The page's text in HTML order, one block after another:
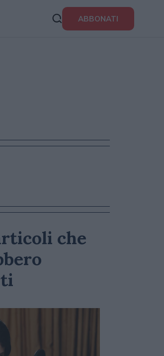
ABBONATI
che